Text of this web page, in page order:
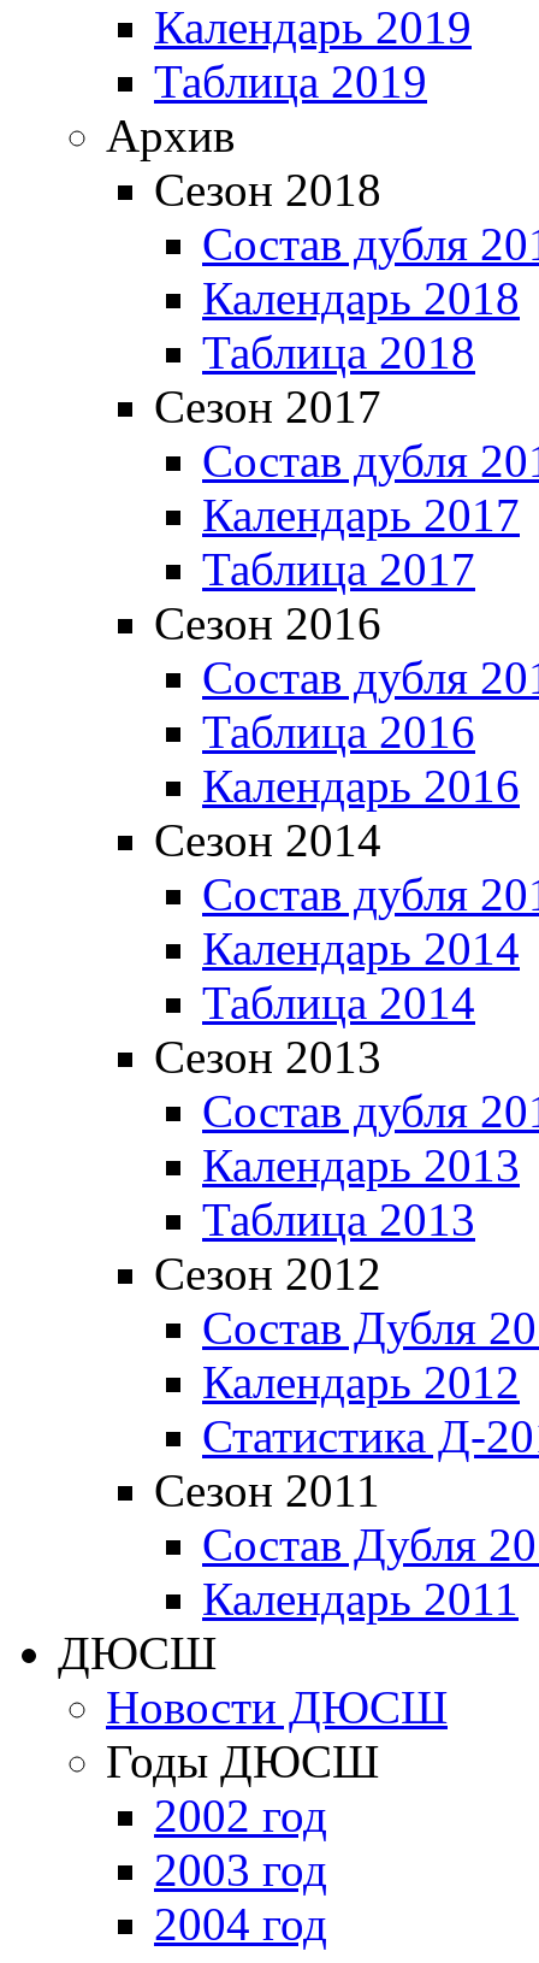
Календарь 2019
Таблица 2019
Архив
Сезон 2018
Состав дубля
Календарь 2018
Таблица 2018
Сезон 2017
Состав дубля
Календарь 2017
Таблица 2017
Сезон 2016
Состав дубля
Таблица 2016
Календарь 2016
Сезон 2014
Состав дубля
Календарь 2014
Таблица 2014
Сезон 2013
Состав дубля
Календарь 2013
Таблица 2013
Сезон 2012
Состав Дубля
Календарь 2012
Статистика Д-
Сезон 2011
Состав Дубля
Календарь 2011
ДЮСШ
Новости ДЮСШ
Годы ДЮСШ
2002 год
2003 год
2004 год